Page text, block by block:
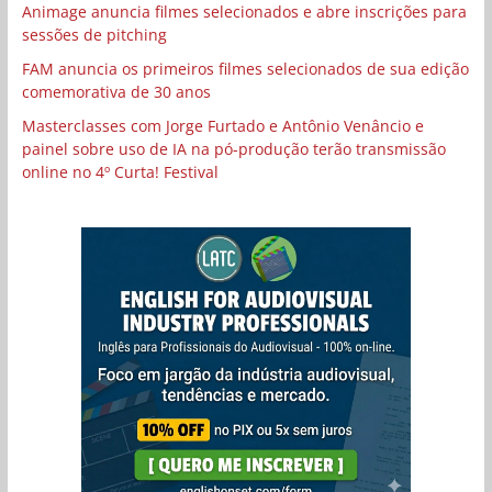
Animage anuncia filmes selecionados e abre inscrições para
sessões de pitching
FAM anuncia os primeiros filmes selecionados de sua edição
comemorativa de 30 anos
Masterclasses com Jorge Furtado e Antônio Venâncio e
painel sobre uso de IA na pó-produção terão transmissão
online no 4º Curta! Festival